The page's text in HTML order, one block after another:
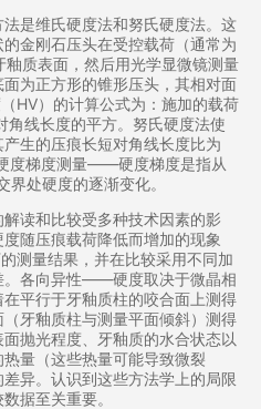
是维氏硬度法和努氏硬度法。这
金刚石压头在受控载荷（通常为
质表面，然后用光学显微镜测量
为正方形的锥形压头，其相对面
HV）的计算公式为：施加的载荷
线长度的平方。努氏硬度法使
生的压痕长短对角线长度比为
度梯度测量——硬度梯度是指从
处硬度的逐渐变化。
读和比较受多种技术因素的影
随压痕载荷降低而增加的现象
测量结果，并在比较采用不同加
。各向异性——硬度取决于微晶相
平行于牙釉质柱的咬合面上测得
牙釉质柱与测量平面倾斜）测得
抛光程度、牙釉质的水合状态以
量（这些热量可能导致微裂
异。认识到这些方法学上的局限
据至关重要。